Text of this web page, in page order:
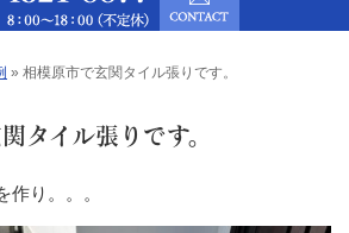
» 相模原市で玄関タイル張りです。
タイル張りです。
作り。。。